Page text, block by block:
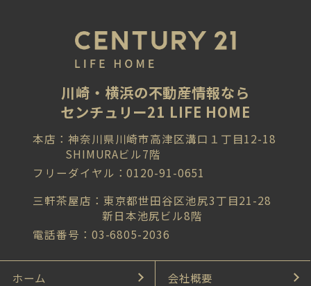
川崎・横浜の不動産情報なら
センチュリー21 LIFE HOME
本店：神奈川県川崎市高津区溝口１丁目12-18
SHIMURAビル7階
フリーダイヤル：0120-91-0651
三軒茶屋店：東京都世田谷区池尻3丁目21-28
新日本池尻ビル8階
電話番号：03-6805-2036
ホーム 会社概要